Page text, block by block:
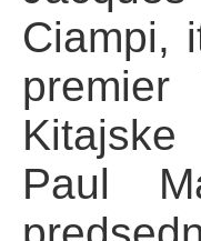
Ciampi,
premier
Paul